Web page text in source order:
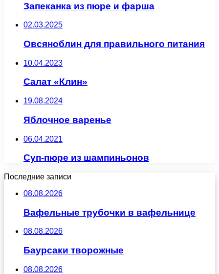
Запеканка из пюре и фарша
02.03.2025
Овсяноблин для правильного питания
10.04.2023
Салат «Клин»
19.08.2024
Яблочное варенье
06.04.2021
Суп-пюре из шампиньонов
Последние записи
08.08.2026
Вафельные трубочки в вафельнице
08.08.2026
Баурсаки творожные
08.08.2026